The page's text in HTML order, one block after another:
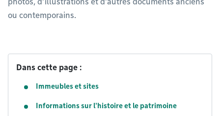
ou contemporains.
Dans cette page :
Immeubles et sites
Informations sur l'histoire et le patrimoine